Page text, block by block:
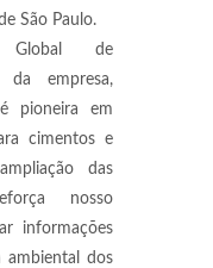
São Paulo.
de
da empresa,
pioneira em
cimentos e
das
nosso
informações
ambiental dos